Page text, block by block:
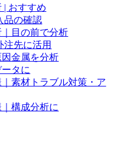
| おすすめ
品の確認
目の前で分析
注先に活用
金属を分析
タに
素材トラブル対策・ア
構成分析に